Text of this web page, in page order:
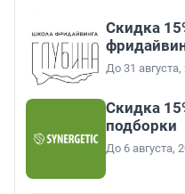
Скидка
До 31 августа,
Скидка
подборки
До 6 августа,